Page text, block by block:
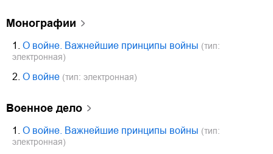
монографии
1. О войне. Важнейшие принципы войны (тип:
электронная)
2. О войне (тип: электронная)
военное дело
1. О войне. Важнейшие принципы войны (тип:
электронная)